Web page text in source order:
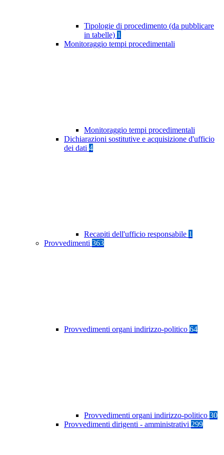
Tipologie di procedimento (da pubblicare
in tabelle) 1
Monitoraggio tempi procedimentali
Monitoraggio tempi procedimentali
Dichiarazioni sostitutive e acquisizione d'ufficio
dei dati 4
Recapiti dell'ufficio responsabile 1
Provvedimenti 363
Provvedimenti organi indirizzo-politico 64
Provvedimenti organi indirizzo-politico 30
Provvedimenti dirigenti - amministrativi 299